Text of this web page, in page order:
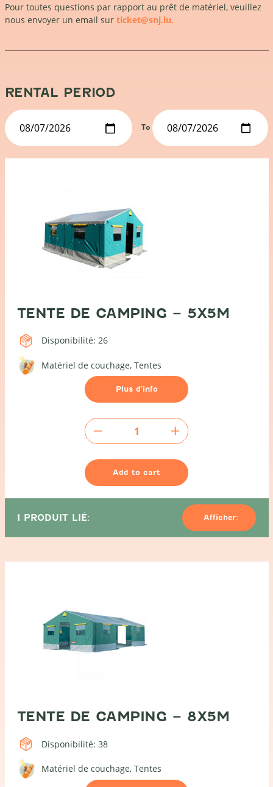
Pour toutes questions par rapport au prêt de matériel, veuillez
nous envoyer un email sur ticket@snj.lu.
RENTAL PERIOD
To
TENTE DE CAMPING – 5X5M
Disponibilité: 26
Matériel de couchage Tentes
Plus d’info
de
-
5x5m
quantity
Add to cart
1 PRODUIT LIÉ: Afficher:
TENTE DE CAMPING – 8X5M
Disponibilité: 38
Matériel de couchage Tentes